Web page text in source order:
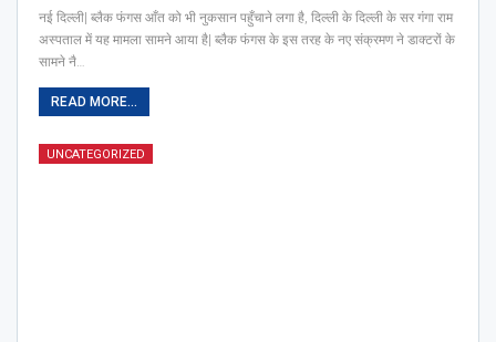
नई दिल्ली| ब्लैक फंगस आँत को भी नुकसान पहुँचाने लगा है, दिल्ली के दिल्ली के सर गंगा राम
अस्पताल में यह मामला सामने आया है| ब्लैक फंगस के इस तरह के नए संक्रमण ने डाक्टरों के
सामने नै…
READ MORE...
UNCATEGORIZED